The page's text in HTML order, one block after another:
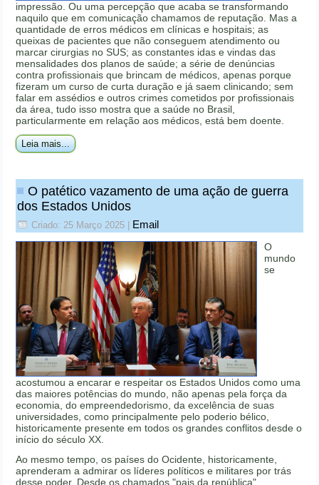
impressão. Ou uma percepção que acaba se transformando
naquilo que em comunicação chamamos de reputação. Mas a
quantidade de erros médicos em clínicas e hospitais; as
queixas de pacientes que não conseguem atendimento ou
marcar cirurgias no SUS; as constantes idas e vindas das
mensalidades dos planos de saúde; a série de denúncias
contra profissionais que brincam de médicos, apenas porque
fizeram um curso de curta duração e já saem clinicando; sem
falar em assédios e outros crimes cometidos por profissionais
da área, tudo isso mostra que a saúde no Brasil,
particularmente em relação aos médicos, está bem doente.
Leia mais...
O patético vazamento de uma ação de guerra
dos Estados Unidos
Criado: 25 Março 2025 Email
O
mundo
se
acostumou a encarar e respeitar os Estados Unidos como uma
das maiores potências do mundo, não apenas pela força da
economia, do empreendedorismo, da excelência de suas
universidades, como principalmente pelo poderio bélico,
historicamente presente em todos os grandes conflitos desde o
início do século XX.
Ao mesmo tempo, os países do Ocidente, historicamente,
aprenderam a admirar os líderes políticos e militares por trás
desse poder. Desde os chamados "pais da república"